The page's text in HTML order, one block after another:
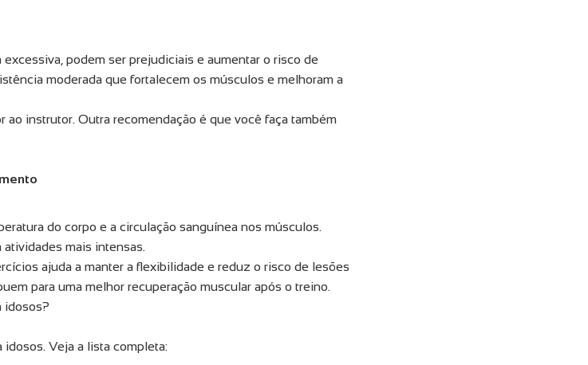
podem ser prejudiciais e aumentar o risco de
moderada que fortalecem os músculos e melhoram a
instrutor. Outra recomendação é que você faça também
do corpo e a circulação sanguínea nos músculos.
mais intensas.
ajuda a manter a flexibilidade e reduz o risco de lesões
para uma melhor recuperação muscular após o treino.
idosos?
Veja a lista completa: